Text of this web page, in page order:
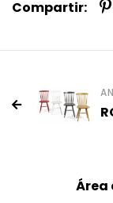
Compartir:
Área